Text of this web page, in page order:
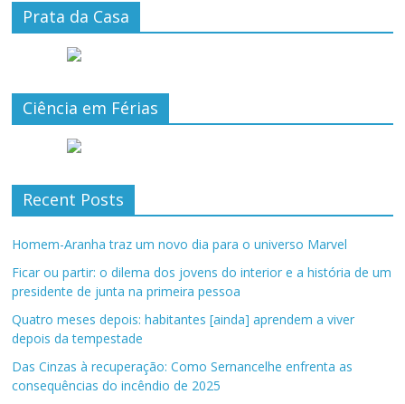
Prata da Casa
Ciência em Férias
Recent Posts
Homem-Aranha traz um novo dia para o universo Marvel
Ficar ou partir: o dilema dos jovens do interior e a história de um
presidente de junta na primeira pessoa
Quatro meses depois: habitantes [ainda] aprendem a viver
depois da tempestade
Das Cinzas à recuperação: Como Sernancelhe enfrenta as
consequências do incêndio de 2025